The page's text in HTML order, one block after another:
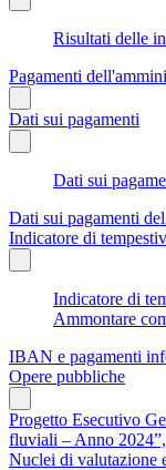
Risultati delle
Pagamenti
Dati sui pagamenti
Dati sui
Dati sui pagamenti
Indicatore di
Indicatore di
Ammontare
IBAN e pagamenti
Opere pubbliche
Progetto Esecutivo
fluviali – Anno
Nuclei di valutazione